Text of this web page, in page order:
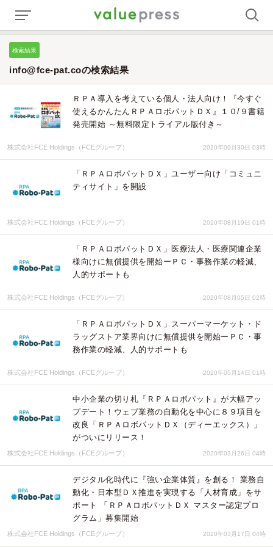
検索結果
info@fce-pat.coの検索結果
ＲＰＡ導入を考えている個人・法人向け！『今すぐ
使えるかんたんＲＰＡロボパットＤＸ』１０/９書籍
発売開始 ～無料限定トライアル版付き～
株式会社FCE Holdings（FCEグループ） 2020年09月30日 03時
「ＲＰＡロボパットＤＸ」ユーザー向け「コミュニ
ティサイト」を開設
株式会社FCE Holdings（FCEグループ） 2020年08月19日 01時
「ＲＰＡロボパットＤＸ」医療法人・医療関連企業
様向けに無償提供を開始ーＰＣ・事務作業の軽減、
人的サポートも
株式会社FCE Holdings（FCEグループ） 2020年08月05日 02時
「ＲＰＡロボパットＤＸ」スーパーマーケット・ド
ラッグストア業界向けに無償提供を開始ーＰＣ・事
務作業の軽減、人的サポートも
株式会社FCE Holdings（FCEグループ） 2020年05月14日 01時
中小企業の切り札『ＲＰＡロボパット』が大幅アッ
プデート！ウェブ業務の自動化を中心に８９項目を
改良「ＲＰＡロボパットＤＸ（ディーエックス）」
がついにリリース！
株式会社FCE Holdings（FCEグループ） 2020年03月26日 04時
デジタル化時代に『強い企業体質』を創る！ 業務自
動化・日本型ＤＸ推進を実現する「人材育成」をサ
ポート 「ＲＰＡロボパットＤＸ マスター認定プロ
グラム」募集開始
株式会社FCE Holdings（FCEグループ） 2020年03月17日 04時